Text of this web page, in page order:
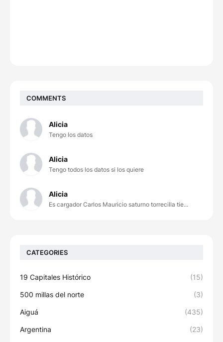
COMMENTS
Alicia
Tengo los datos
Alicia
Tengo todos los datos si los quiere
Alicia
Es cargador Carlos Mauricio saturno torrecilla tie...
CATEGORIES
19 Capitales Histórico (15)
500 millas del norte (3)
Aiguá (435)
Argentina (23)